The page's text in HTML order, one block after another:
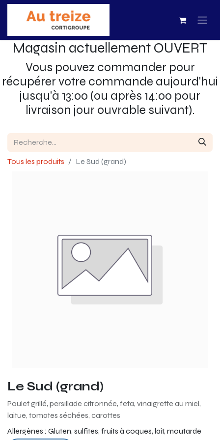
Magasin actuellement OUVERT
Vous pouvez commander pour
récupérer votre commande aujourd'hui
jusqu'à 13:00 (ou après 14:00 pour
livraison jour ouvrable suivant).
Tous les produits Le Sud (grand)
Le Sud (grand)
Poulet grillé, persillade citronnée, feta, vinaigrette au miel,
laitue, tomates séchées, carottes
Allergènes : Gluten, sulfites, fruits à coques, lait, moutarde